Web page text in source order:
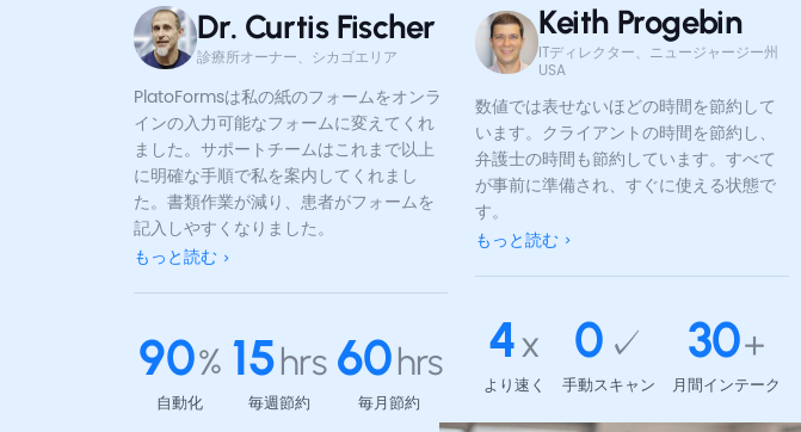
Dr. Curtis Fischer
診療所オーナー、シカゴエリア
PlatoFormsは私の紙のフォームをオンラ
インの入力可能なフォームに変えてくれ
ました。サポートチームはこれまで以上
に明確な手順で私を案内してくれまし
た。書類作業が減り、患者がフォームを
記入しやすくなりました。
もっと読む
90%
自動化
15hrs
毎週節約
60hrs
毎月節約
Keith Progebin
ITディレクター、ニュージャージー州
USA
数値では表せないほどの時間を節約して
います。クライアントの時間を節約し、
弁護士の時間も節約しています。すべて
が事前に準備され、すぐに使える状態で
す。
もっと読む
4x
より速く
0 ✓
手動スキャン
30+
月間インテーク